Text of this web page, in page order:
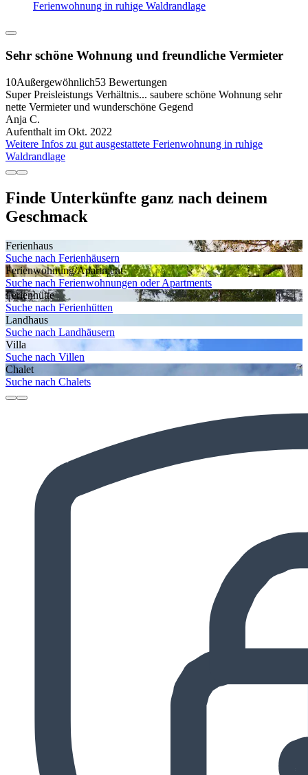
Ferienwohnung in ruhige Waldrandlage
Sehr schöne Wohnung und freundliche Vermieter
10Außergewöhnlich53 Bewertungen
Super Preisleistungs Verhältnis... saubere schöne Wohnung sehr
nette Vermieter und wunderschöne Gegend
Anja C.
Aufenthalt im Okt. 2022
Weitere Infos zu gut ausgestattete Ferienwohnung in ruhige
Waldrandlage
Finde Unterkünfte ganz nach deinem
Geschmack
Ferienhaus
Suche nach Ferienhäusern
Ferienwohnung/Apartment
Suche nach Ferienwohnungen oder Apartments
Ferienhütte
Suche nach Ferienhütten
Landhaus
Suche nach Landhäusern
Villa
Suche nach Villen
Chalet
Suche nach Chalets